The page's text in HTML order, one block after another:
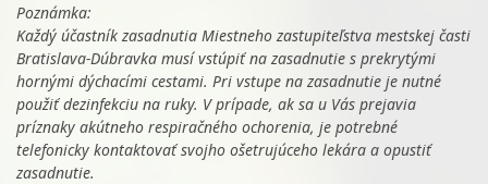
Poznámka:
Každý účastník zasadnutia Miestneho zastupiteľstva mestskej časti
Bratislava-Dúbravka musí vstúpiť na zasadnutie s prekrytými
hornými dýchacími cestami. Pri vstupe na zasadnutie je nutné
použiť dezinfekciu na ruky. V prípade, ak sa u Vás prejavia
príznaky akútneho respiračného ochorenia, je potrebné
telefonicky kontaktovať svojho ošetrujúceho lekára a opustiť
zasadnutie.